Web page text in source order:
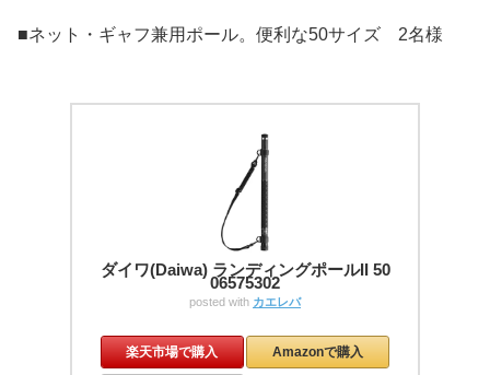
■ネット・ギャフ兼用ポール。便利な50サイズ 2名様
ダイワ(Daiwa) ランディングポールII 50
06575302
posted with カエレバ
楽天市場で購入 Amazonで購入